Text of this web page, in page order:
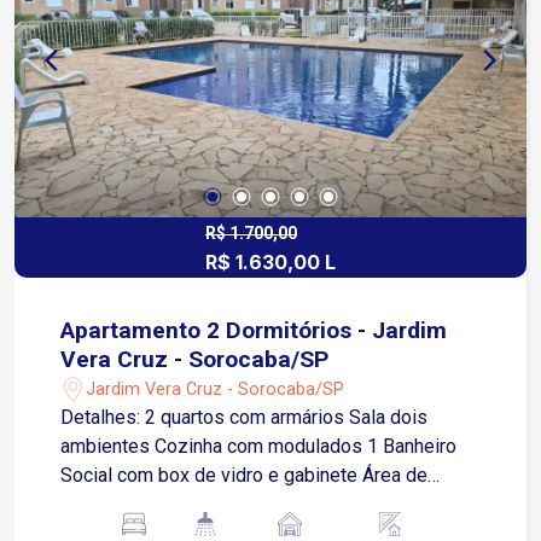
R$ 1.700,00
R$ 1.630,00 L
Apartamento 2 Dormitórios - Jardim
Vera Cruz - Sorocaba/SP
Jardim Vera Cruz - Sorocaba/SP
Detalhes: 2 quartos com armários Sala dois
ambientes Cozinha com modulados 1 Banheiro
Social com box de vidro e gabinete Área de
Infraestrutura do Condomínio: Portaria 24 horas,